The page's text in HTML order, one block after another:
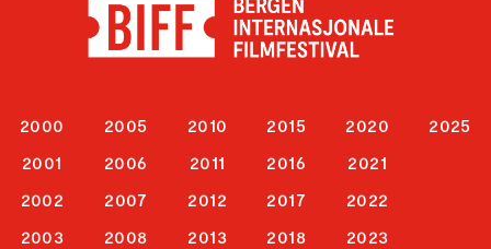
2000
2001
2002
2003
2005
2006
2007
2008
2010
2011
2012
2013
2015
2016
2017
2018
2020
2021
2022
2023
2025